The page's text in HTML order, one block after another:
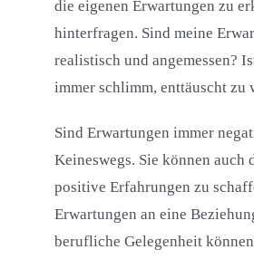
die eigenen Erwartungen zu
hinterfragen. Sind meine
realistisch und angemessen?
immer schlimm, enttäuscht zu
Sind Erwartungen immer
Keineswegs. Sie können auch
positive Erfahrungen zu
Erwartungen an eine
berufliche Gelegenheit